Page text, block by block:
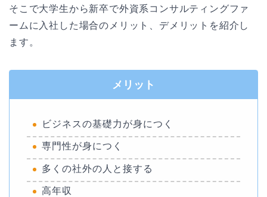
そこで大学生から新卒で外資系コンサルティングファ
ームに入社した場合のメリット、デメリットを紹介し
ます。
メリット
ビジネスの基礎力が身につく
専門性が身につく
多くの社外の人と接する
高年収